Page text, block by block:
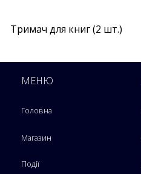
Тримач для книг (2 шт.)
МЕНЮ
Головна
Магазин
Події